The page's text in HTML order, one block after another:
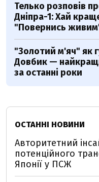
Телько розповів
Дніпра-1: Хай
"Повернись
"Золотий м'яч" як
Довбик —
за останні роки
ОСТАННІ НОВИНИ
Авторитетний
потенційного
Японії у ПСЖ